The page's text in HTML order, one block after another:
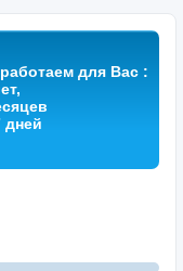
для Вас :
дней